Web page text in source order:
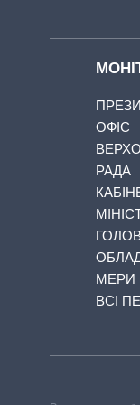
ОФІС
РАДА
МЕРИ
ВСІ